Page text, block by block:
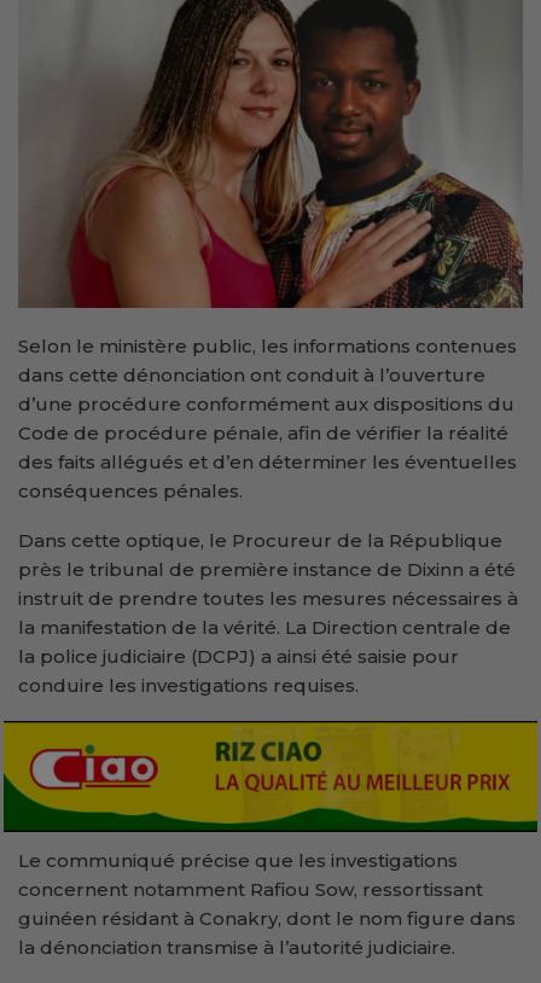
Selon le ministère public, les informations contenues
dans cette dénonciation ont conduit à l’ouverture
d’une procédure conformément aux dispositions du
Code de procédure pénale, afin de vérifier la réalité
des faits allégués et d’en déterminer les éventuelles
conséquences pénales.
Dans cette optique, le Procureur de la République
près le tribunal de première instance de Dixinn a été
instruit de prendre toutes les mesures nécessaires à
la manifestation de la vérité. La Direction centrale de
la police judiciaire (DCPJ) a ainsi été saisie pour
conduire les investigations requises.
Le communiqué précise que les investigations
concernent notamment Rafiou Sow, ressortissant
guinéen résidant à Conakry, dont le nom figure dans
la dénonciation transmise à l’autorité judiciaire.